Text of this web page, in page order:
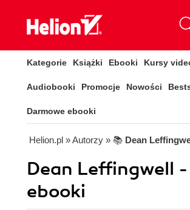
Kategorie Książki Ebooki Kursy
Audiobooki Promocje Nowości
Darmowe ebooki
Helion.pl » Autorzy » 📚 Dean
Dean Leffingwell -
ebooki